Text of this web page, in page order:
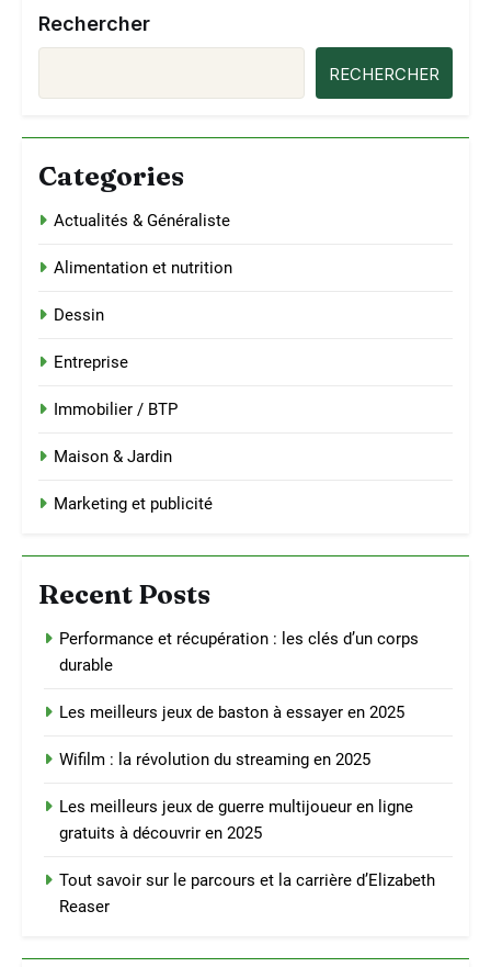
Rechercher
RECHERCHER
Categories
Actualités & Généraliste
Alimentation et nutrition
Dessin
Entreprise
Immobilier / BTP
Maison & Jardin
Marketing et publicité
Recent Posts
Performance et récupération : les clés d’un corps
durable
Les meilleurs jeux de baston à essayer en 2025
Wifilm : la révolution du streaming en 2025
Les meilleurs jeux de guerre multijoueur en ligne
gratuits à découvrir en 2025
Tout savoir sur le parcours et la carrière d’Elizabeth
Reaser